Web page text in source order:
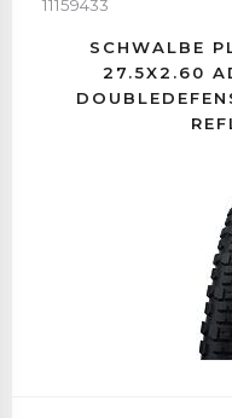
11159433
SCHWALBE
27.5X2.60